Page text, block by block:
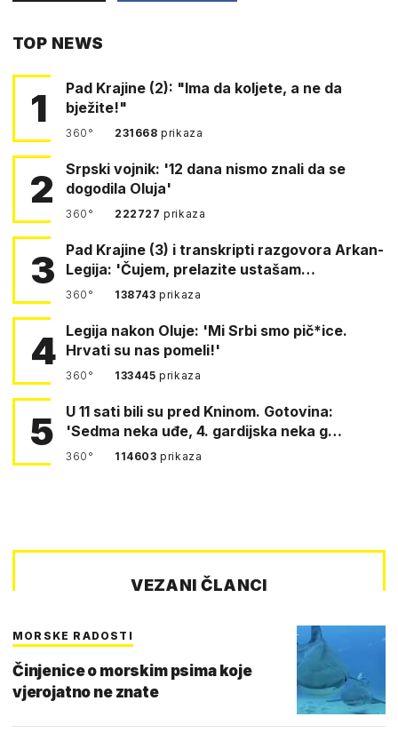
TOP NEWS
1
Pad Krajine (2): "Ima da koljete, a ne da
bježite!"
360° 231668prikaza
2
Srpski vojnik: '12 dana nismo znali da se
dogodila Oluja'
360° 222727prikaza
3
Pad Krajine (3) i transkripti razgovora Arkan-
Legija: 'Čujem, prelazite ustašam…
360° 138743prikaza
4 Legija nakon Oluje: 'Mi Srbi smo pič*ice.
Hrvati su nas pomeli!'
360° 133445prikaza
5
U 11 sati bili su pred Kninom. Gotovina:
'Sedma neka uđe, 4. gardijska neka g…
360° 114603prikaza
VEZANI ČLANCI
MORSKE RADOSTI
Činjenice o morskim psima koje
vjerojatno ne znate